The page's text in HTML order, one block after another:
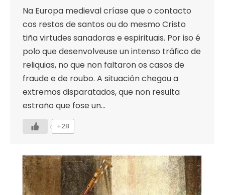
Na Europa medieval críase que o contacto
cos restos de santos ou do mesmo Cristo
tiña virtudes sanadoras e espirituais. Por iso é
polo que desenvolveuse un intenso tráfico de
reliquias, no que non faltaron os casos de
fraude e de roubo. A situación chegou a
extremos disparatados, que non resulta
estraño que fose un…
+28